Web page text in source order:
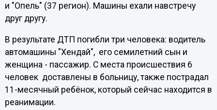
и "Опель" (37 регион). Машины ехали навстречу
друг другу.
В результате ДТП погибли три человека: водитель
автомашины "Хендай", его семилетний сын и
женщина - пассажир. С места происшествия 6
человек доставлены в больницу, также пострадал
11-месячный ребёнок, который сейчас находится в
реанимации.